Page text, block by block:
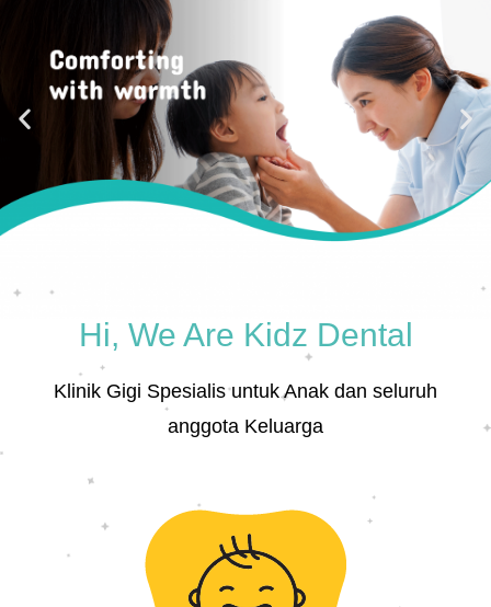
Hi, We Are Kidz Dental
Klinik Gigi Spesialis untuk Anak dan seluruh
anggota Keluarga